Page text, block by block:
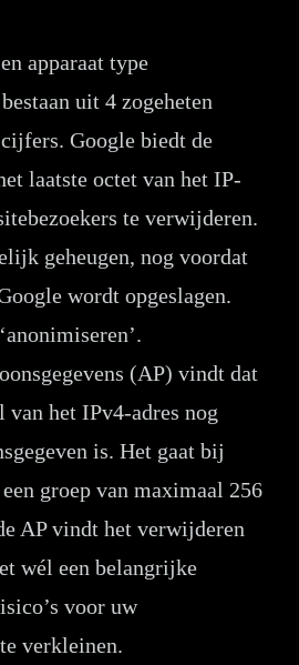
apparaat type
uit 4 zogeheten
Google biedt de
laatste octet van het IP-
te verwijderen.
geheugen, nog voordat
wordt opgeslagen.
(AP) vindt dat
van het IPv4-adres nog
is. Het gaat bij
groep van maximaal 256
AP vindt het verwijderen
wél een belangrijke
voor uw
verkleinen.